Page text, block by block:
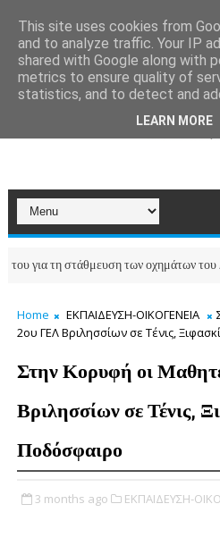
στάθμευση των οχημάτων του Δήμου
Home ΕΚΠΑΙΔΕΥΣΗ-ΟΙΚΟΓΕΝΕΙΑ
2ου ΓΕΛ Βριλησσίων σε Τένις,
Στην Κορυφή οι
Βριλησσίων σε Τένις,
Ποδόσφαιρο
3 months ago ΕΚΠΑΙΔΕΥΣΗ-
This site uses cookies from
and to analyze traffic. Your IP
shared with Google along with
metrics to ensure quality of
statistics, and to detect and
LEARN MORE